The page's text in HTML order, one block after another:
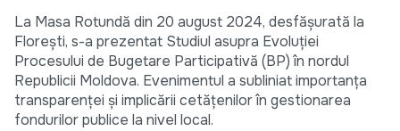
La Masa Rotundă din 20 august 2024, desfășurată la
Florești, s-a prezentat Studiul asupra Evoluției
Procesului de Bugetare Participativă (BP) în nordul
Republicii Moldova. Evenimentul a subliniat importanța
transparenței și implicării cetățenilor în gestionarea
fondurilor publice la nivel local.